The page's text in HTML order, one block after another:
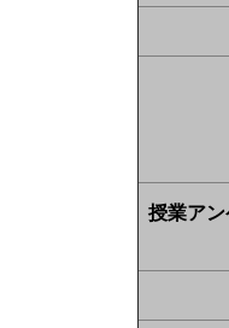
授業ア